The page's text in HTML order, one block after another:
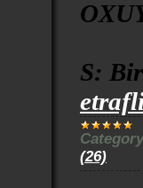
S:
(26)